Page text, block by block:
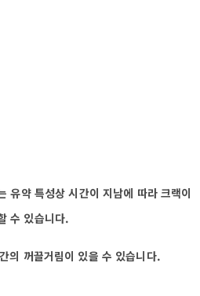
유약 특성상 시간이 지남에 따라 크랙이
수 있습니다.
의 꺼끌거림이 있을 수 있습니다.